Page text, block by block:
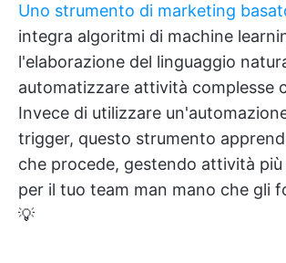
Uno strumento di marketing
integra algoritmi di machine
l'elaborazione del linguaggio
automatizzare attività complesse
Invece di utilizzare
trigger, questo strumento
che procede, gestendo attività più
per il tuo team man mano che gli
💡